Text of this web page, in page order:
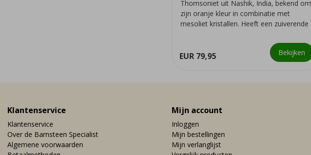
Thomsoniet uit Nashik, India, bekend om
zijn oranje kleur in combinatie met
mesoliet kristallen. Heeft een zuiverende
EUR 79,95 Bekijken
Klantenservice
Klantenservice
Over de Barnsteen Specialist
Algemene voorwaarden
Mijn account
Inloggen
Mijn bestellingen
Mijn verlanglijst